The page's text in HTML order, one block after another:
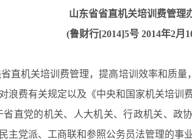
山东省省直机关培训费管理
(鲁财行[2014]5号 2014年2月
直机关培训费管理，提高培训效率和质
浪费有关规定以及《中央和国家机关培训
省直党的机关、人大机关、行政机关、政
主党派、工商联和参照公务员法管理的事